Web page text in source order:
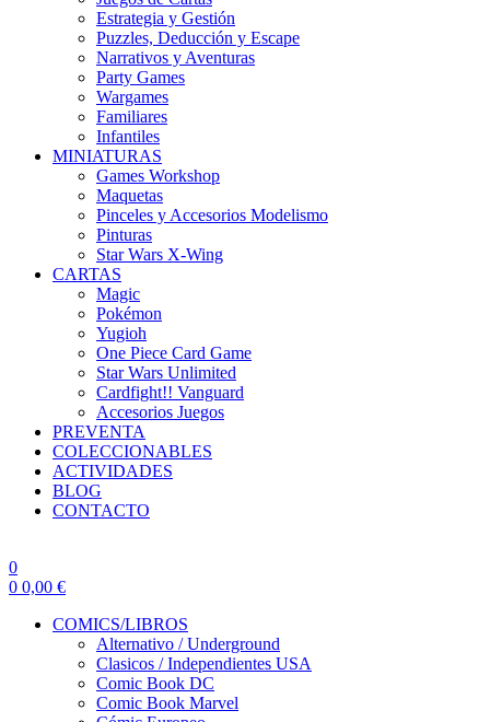
Estrategia y Gestión
Puzzles, Deducción y Escape
Narrativos y Aventuras
Party Games
Wargames
Familiares
Infantiles
MINIATURAS
Games Workshop
Maquetas
Pinceles y Accesorios Modelismo
Pinturas
Star Wars X-Wing
CARTAS
Magic
Pokémon
Yugioh
One Piece Card Game
Star Wars Unlimited
Cardfight!! Vanguard
Accesorios Juegos
PREVENTA
COLECCIONABLES
ACTIVIDADES
BLOG
CONTACTO
0
0 0,00 €
COMICS/LIBROS
Alternativo / Underground
Clasicos / Independientes USA
Comic Book DC
Comic Book Marvel